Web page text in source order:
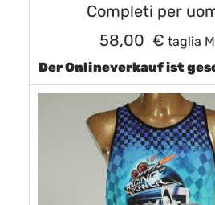
Completi per
58,00 € taglia M
Der Onlineverkauf ist